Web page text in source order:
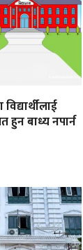
हुन बाध्य नपार्न